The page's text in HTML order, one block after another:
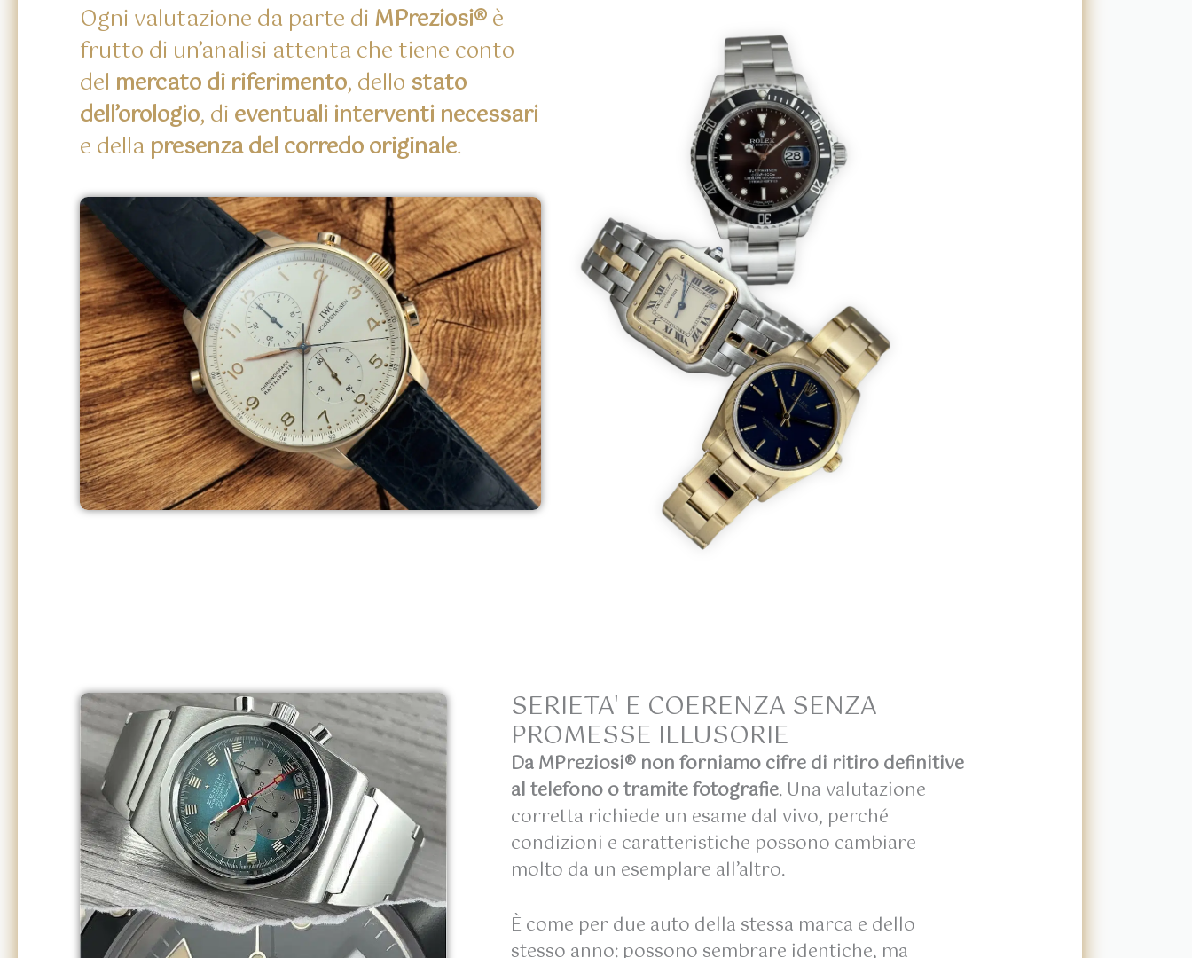
Ogni valutazione da parte di MPreziosi®è
frutto di un’analisi attenta che tiene conto
del mercato di riferimento, dello stato
dell’orologio, di eventuali interventi necessari
e della presenza del corredo originale.
SERIETA' E COERENZA SENZA
PROMESSE ILLUSORIE
Da MPreziosi® non forniamo cifre di ritiro definitive
al telefono o tramite fotografie. Una valutazione
corretta richiede un esame dal vivo, perché
condizioni e caratteristiche possono cambiare
molto da un esemplare all’altro.
È come per due auto della stessa marca e dello